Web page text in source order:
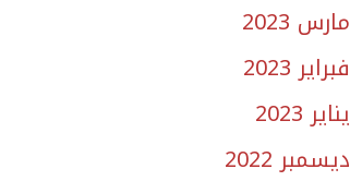
مارس 2023
فبراير 2023
يناير 2023
ديسمبر 2022